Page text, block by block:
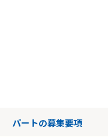
パートの募集要項